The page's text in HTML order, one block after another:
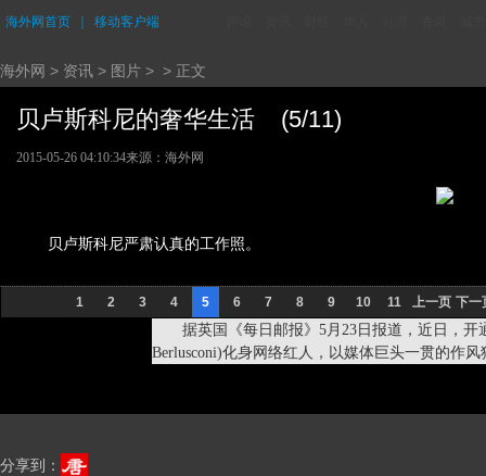
海外网首页 移动客户端
海外网 > 资讯 > 图片 > > 正文
贝卢斯科尼的奢华生活 (5/11)
2015-05-26 04:10:34来源：海外网
贝卢斯科尼严肃认真的工作照。
1 2 3 4 5 6 7 8 9 10 11 上一页 下一
据英国《每日邮报》5月23日报道，近日，开
Berlusconi)化身网络红人，以媒体巨头一贯的作
分享到：